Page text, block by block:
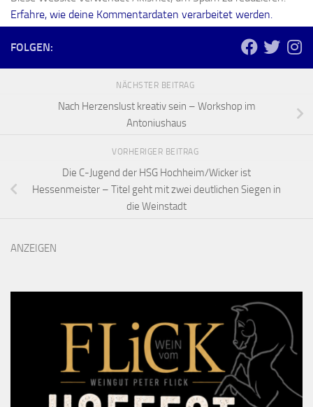
Erfahre, wie deine Kommentardaten verarbeitet werden.
FOLGEN:
NÄCHSTER BEITRAG
Nach Herzenslust kreativ sein – Workshop im
Antoniushaus
VORHERIGER BEITRAG
Die C-Jugend der HSG Hochheim/Wicker ist
Hessenmeister – Titel geht mit zwei deutlichen Siegen in
die Weinstadt
ANZEIGEN